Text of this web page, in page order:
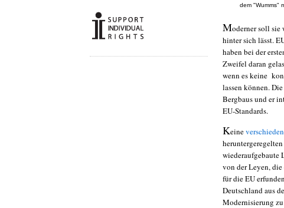
dem "Wumms"
Moderner soll sie
hinter sich lässt.
haben bei der
Zweifel daran
wenn es keine
lassen können.
Bergbaus und er
EU-Standards.
Keine
wiederaufgebaute
von der Leyen,
für die EU
Deutschland aus
Modernisierung